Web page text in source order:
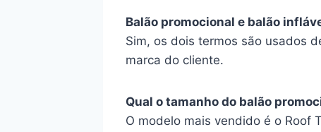
Balão promocional e balão
Sim, os dois termos são usados
marca do cliente.
Qual o tamanho do balão
O modelo mais vendido é o Roof